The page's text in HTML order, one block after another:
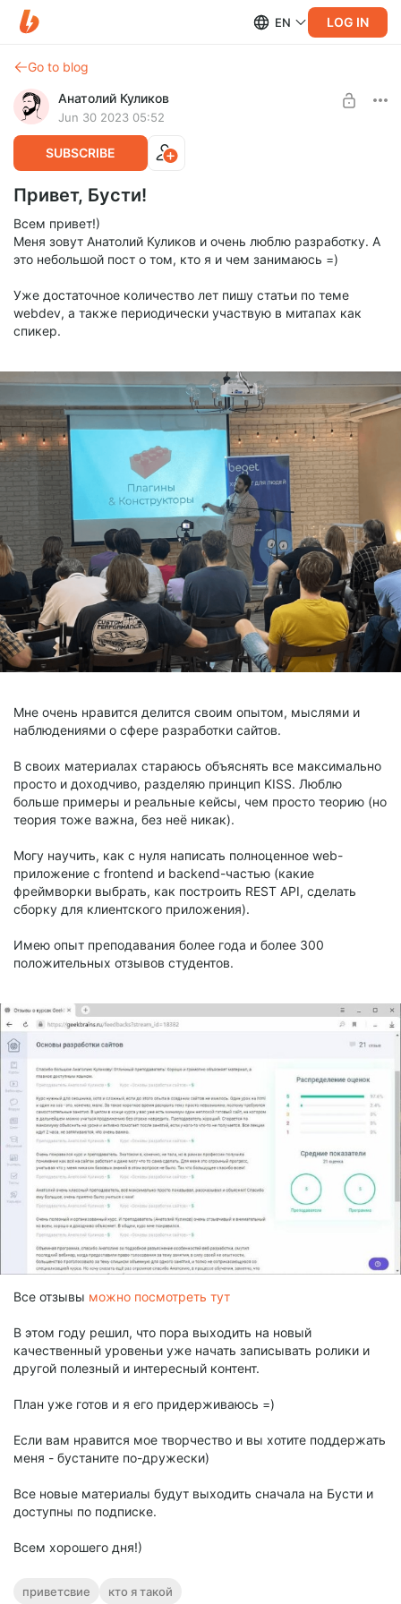
EN LOG IN
Go to blog
Анатолий Куликов
Jun 30 2023 05:52
SUBSCRIBE
Привет, Бусти!
Всем привет!)
Меня зовут Анатолий Куликов и очень люблю разработку. А
это небольшой пост о том, кто я и чем занимаюсь =)
Уже достаточное количество лет пишу статьи по теме
webdev, а также периодически участвую в митапах как
спикер.
Мне очень нравится делится своим опытом, мыслями и
наблюдениями о сфере разработки сайтов.
В своих материалах стараюсь объяснять все максимально
просто и доходчиво, разделяю принцип KISS. Люблю
больше примеры и реальные кейсы, чем просто теорию (но
теория тоже важна, без неё никак).
Могу научить, как с нуля написать полноценное web-
приложение с frontend и backend-частью (какие
фреймворки выбрать, как построить REST API, сделать
сборку для клиентского приложения).
Имею опыт преподавания более года и более 300
положительных отзывов студентов.
Все отзывы можно посмотреть тут
В этом году решил, что пора выходить на новый
качественный уровеньи уже начать записывать ролики и
другой полезный и интересный контент.
План уже готов и я его придерживаюсь =)
Если вам нравится мое творчество и вы хотите поддержать
меня - бустаните по-дружески)
Все новые материалы будут выходить сначала на Бусти и
доступны по подписке.
Всем хорошего дня!)
приветсвие кто я такой